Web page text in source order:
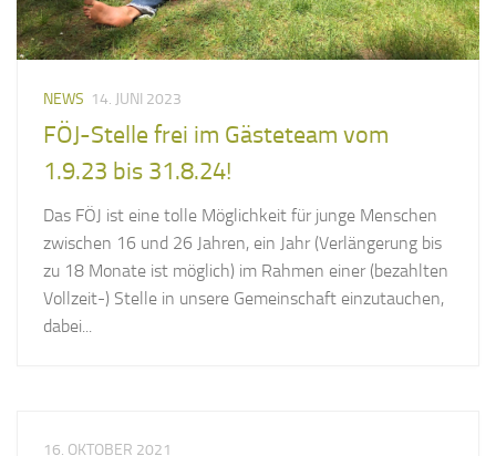
NEWS 14. JUNI 2023
FÖJ-Stelle frei im Gästeteam vom
1.9.23 bis 31.8.24!
Das FÖJ ist eine tolle Möglichkeit für junge Menschen
zwischen 16 und 26 Jahren, ein Jahr (Verlängerung bis
zu 18 Monate ist möglich) im Rahmen einer (bezahlten
Vollzeit-) Stelle in unsere Gemeinschaft einzutauchen,
dabei...
16. OKTOBER 2021